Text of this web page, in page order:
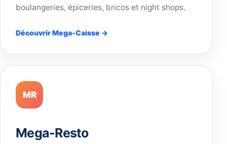
boulangeries, épiceries, bricos et night shops.
Découvrir Mega-Caisse →
MR
Mega-Resto